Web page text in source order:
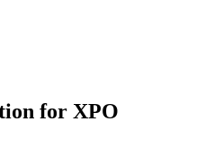
for XPO